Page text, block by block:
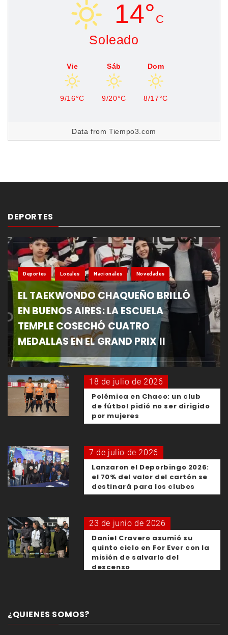
14° C
Soleado
Vie
9/16°C
Sáb
9/20°C
Dom
8/17°C
Data fromTiempo3.com
DEPORTES
Deportes Locales Nacionales Novedades
EL TAEKWONDO CHAQUEÑO BRILLÓ
EN BUENOS AIRES: LA ESCUELA
TEMPLE COSECHÓ CUATRO
MEDALLAS EN EL GRAND PRIX II
18 de julio de 2026
Polémica en Chaco: un club
de fútbol pidió no ser dirigido
por mujeres
7 de julio de 2026
Lanzaron el Deporbingo 2026:
el 70% del valor del cartón se
destinará para los clubes
23 de junio de 2026
Daniel Cravero asumió su
quinto ciclo en For Ever con la
misión de salvarlo del
descenso
¿QUIENES SOMOS?